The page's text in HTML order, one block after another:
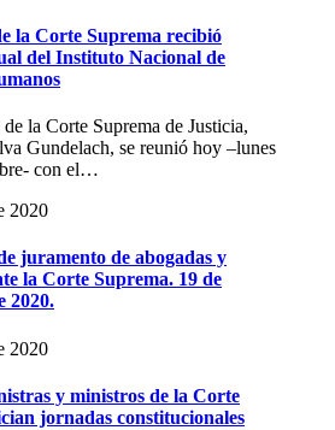
la Corte Suprema recibió
del Instituto Nacional de
la Corte Suprema de Justicia,
Gundelach, se reunió hoy –lunes
con el…
2020
juramento de abogadas y
la Corte Suprema. 19 de
2020.
2020
y ministros de la Corte
jornadas constitucionales